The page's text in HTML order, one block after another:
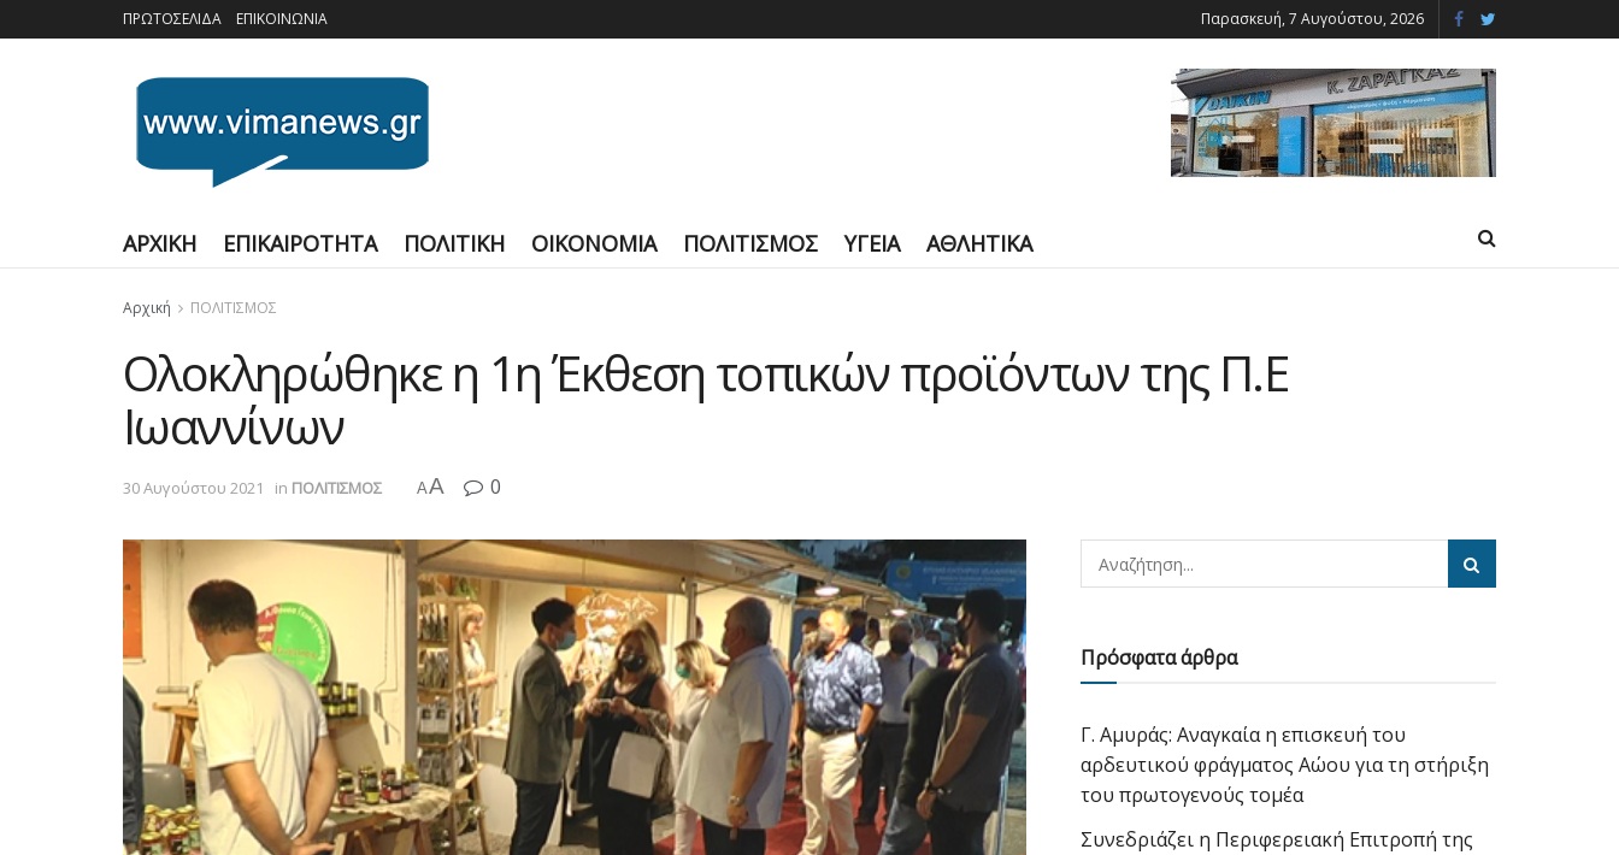
ΠΡΩΤΟΣΕΛΙΔΑ ΕΠΙΚΟΙΝΩΝΙΑ Παρασκευή, 7 Αυγούστου, 2026
ΑΡΧΙΚΗ ΕΠΙΚΑΙΡΟΤΗΤΑ ΠΟΛΙΤΙΚΗ ΟΙΚΟΝΟΜΙΑ ΠΟΛΙΤΙΣΜΟΣ ΥΓΕΙΑ ΑΘΛΗΤΙΚΑ
Αρχική ΠΟΛΙΤΙΣΜΟΣ
Ολοκληρώθηκε η 1η Έκθεση τοπικών προϊόντων της Π.Ε
Ιωαννίνων
30 Αυγούστου 2021 in ΠΟΛΙΤΙΣΜΟΣ AA 0
Πρόσφατα άρθρα
Γ. Αμυράς: Αναγκαία η επισκευή του
αρδευτικού φράγματος Αώου για τη στήριξη
του πρωτογενούς τομέα
Συνεδριάζει η Περιφερειακή Επιτροπή της